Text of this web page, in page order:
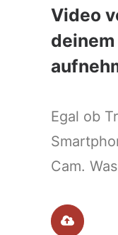
Video
Egal ob
Cam.